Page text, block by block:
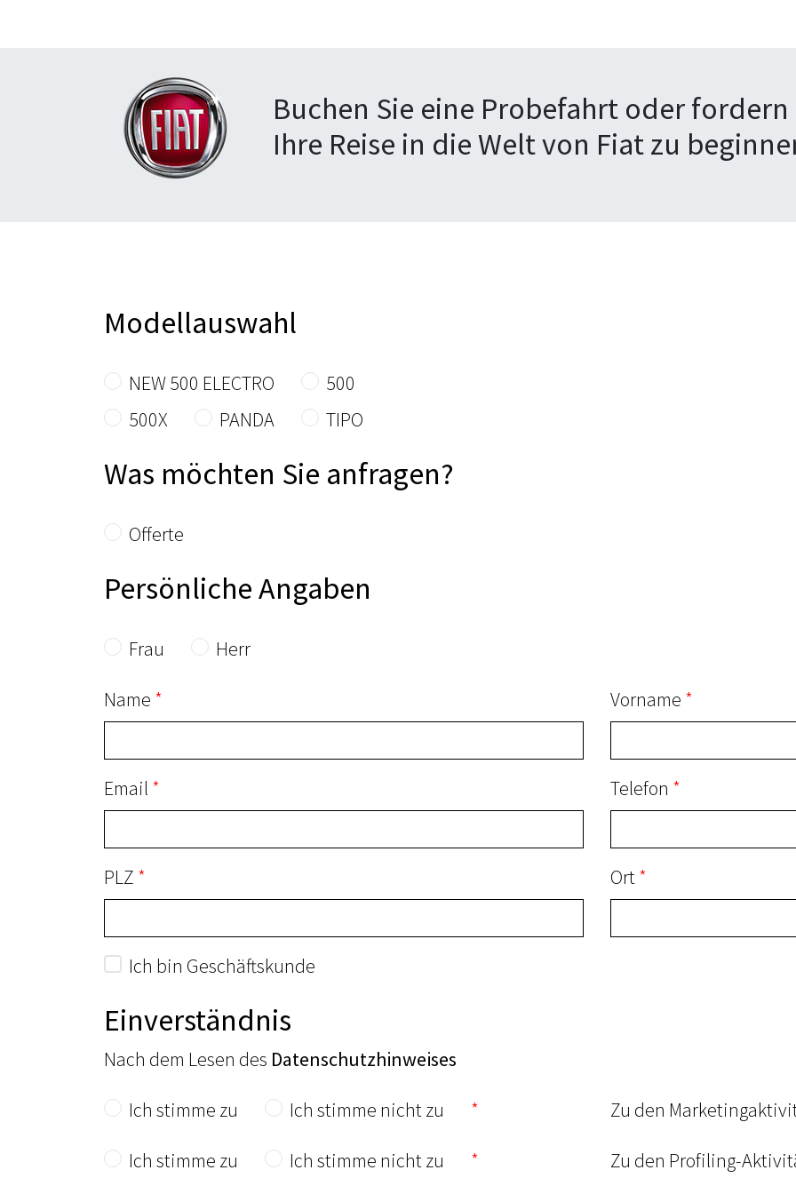
Buchen Sie eine Probefahrt oder
Ihre Reise in die Welt von Fiat zu
Modellauswahl
NEW 500 ELECTRO
500
500X
PANDA TIPO
Was möchten Sie anfragen?
Offerte
Persönliche Angaben
Frau Herr
Name Vorname
Email Telefon
PLZ Ort
Ich bin Geschäftskunde
Einverständnis
Nach dem Lesen des Datenschutzhinweises
Ich stimme zu Ich stimme nicht zu Zu den
Ich stimme zu Ich stimme nicht zu Zu den Profiling-